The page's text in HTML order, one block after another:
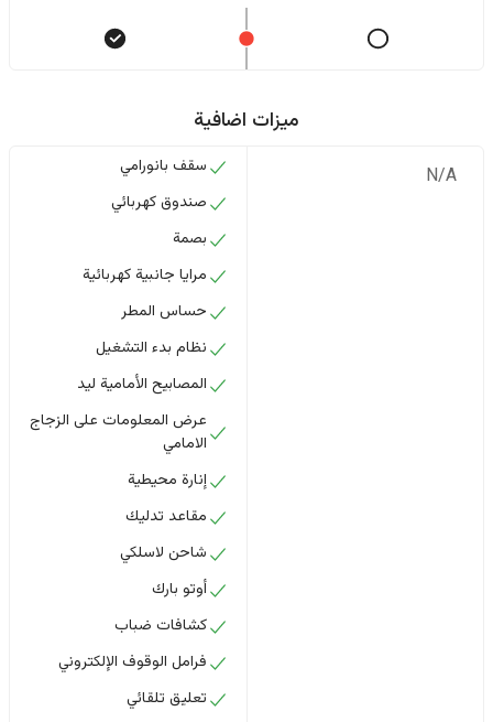
ميزات اضافية
N/A
سقف بانورامي
صندوق كهربائي
بصمة
مرايا جانبية كهربائية
حساس المطر
نظام بدء التشغيل
المصابيح الأمامية ليد
عرض المعلومات على الزجاج
الامامي
إنارة محيطية
مقاعد تدليك
شاحن لاسلكي
أوتو بارك
كشافات ضباب
فرامل الوقوف الإلكتروني
تعليق تلقائي